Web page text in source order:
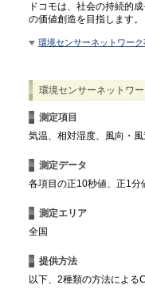
ドコモは、社会の持続的
の価値創造を目指します。
環境センサーネットワー
環境センサーネットワ
測定項目
気温、相対湿度、風向・
測定データ
各項目の正10秒値、正1分
測定エリア
全国
提供方法
以下、2種類の方法による